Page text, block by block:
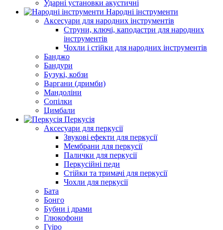
Ударні установки акустичні
Народні інструменти
Аксесуари для народних інструментів
Струни, ключі, каподастри для народних
інструментів
Чохли і стійки для народних інструментів
Банджо
Бандури
Бузукі, кобзи
Варгани (дримби)
Мандоліни
Сопілки
Цимбали
Перкусія
Аксесуари для перкусії
Звукові ефекти для перкусії
Мембрани для перкусії
Палички для перкусії
Перкусійні педи
Стійки та тримачі для перкусії
Чохли для перкусії
Бата
Бонго
Бубни і драми
Глюкофони
Гуіро